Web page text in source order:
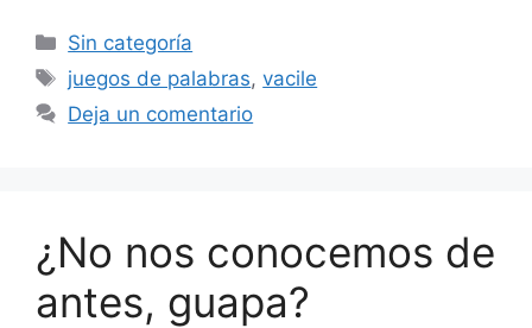
Categorías
Sin categoría
Etiquetas
juegos de palabras,vacile
Deja un comentario
¿No nos conocemos de
antes, guapa?